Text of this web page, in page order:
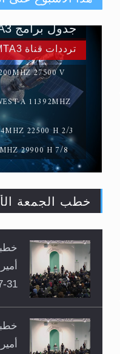
ترددات قناة MTA3 العربية:
27500 V
A 11392MHZ
22500 H 2/3
29900 H 7/8
جدول برامج MTA3
خطب الجمعة
31-07-2026